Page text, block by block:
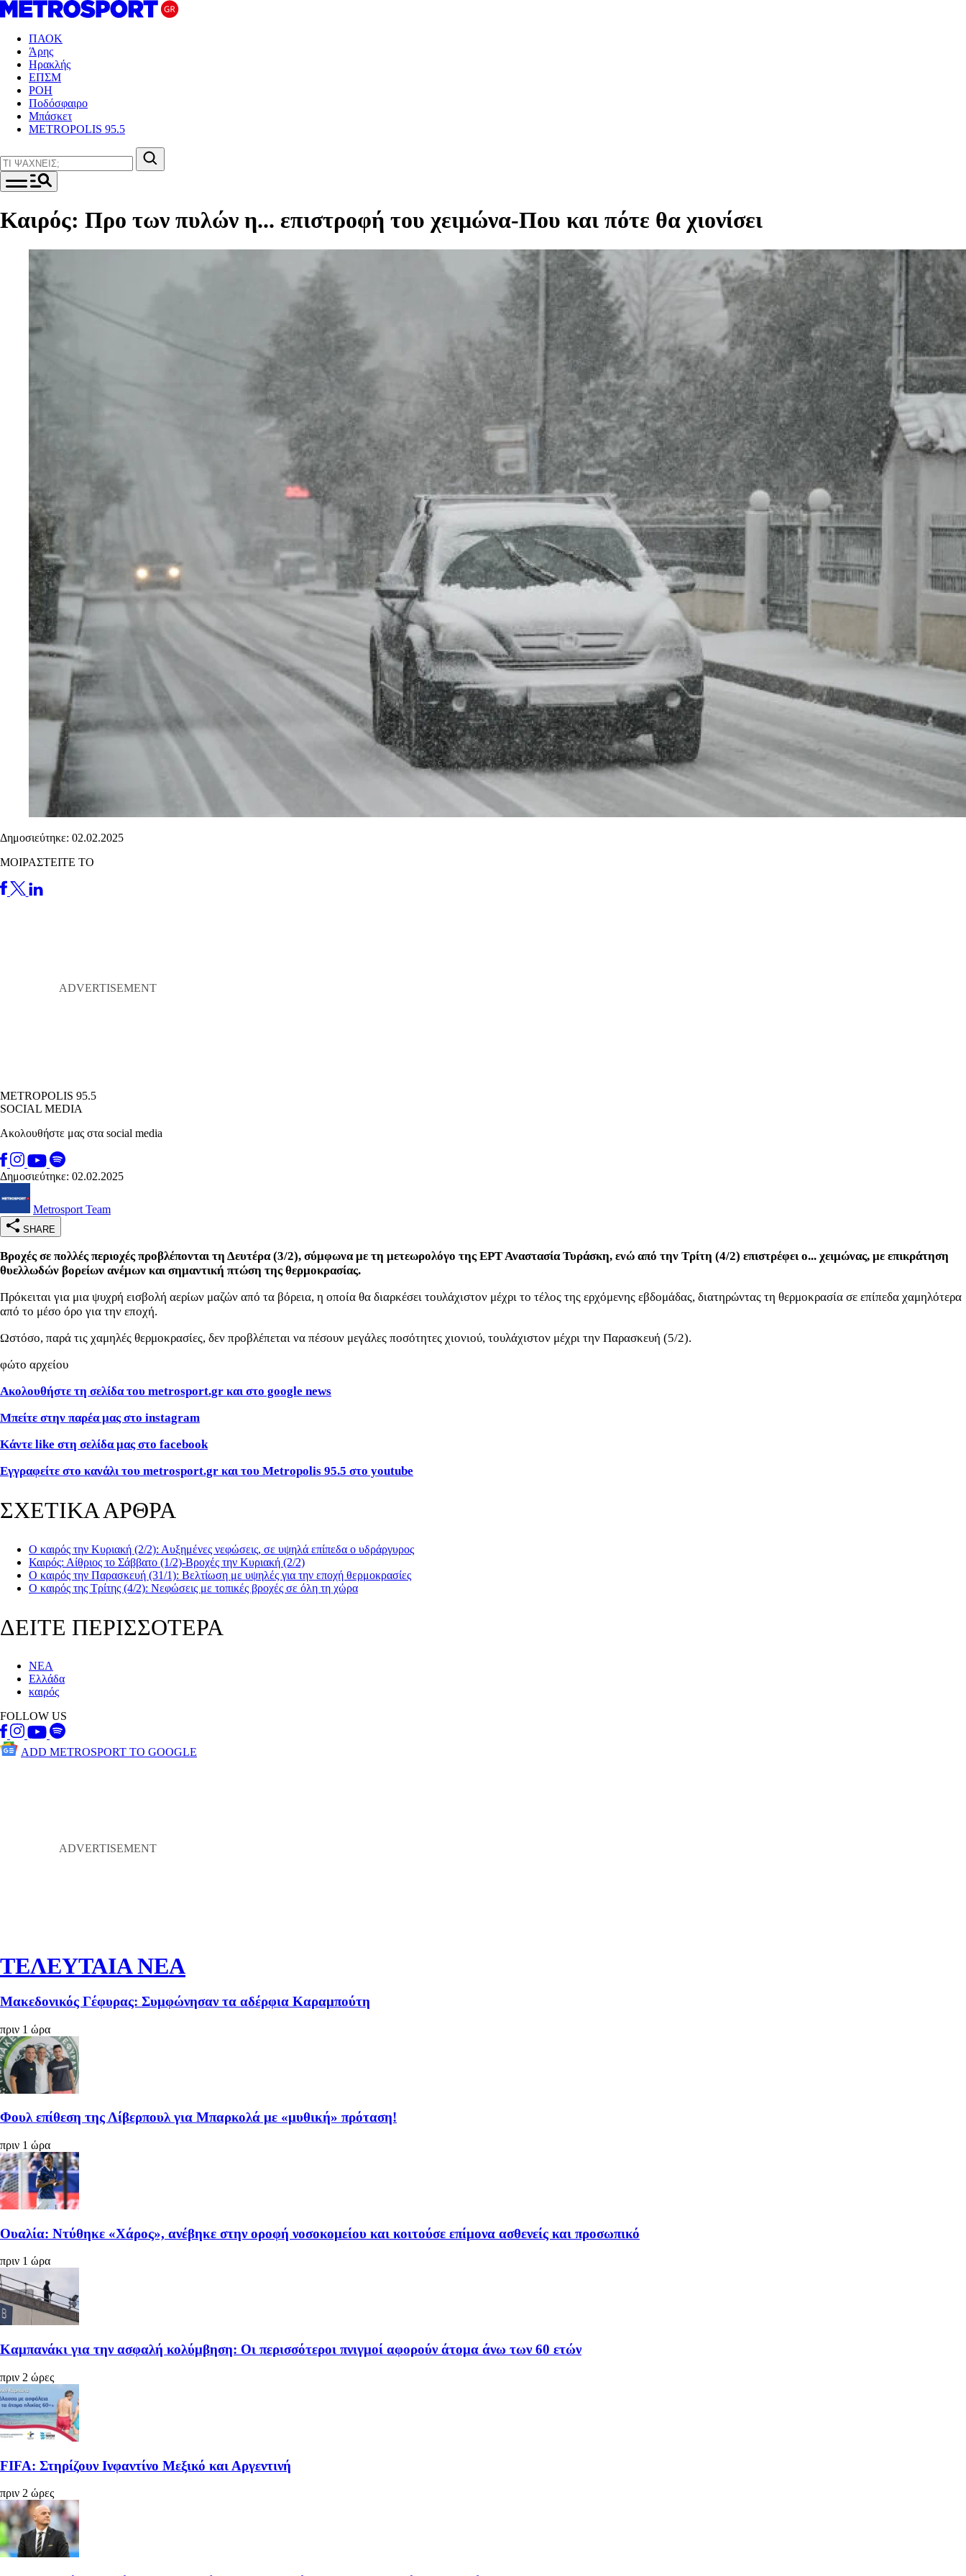
ΠΑΟΚ
Άρης
Ηρακλής
ΕΠΣΜ
ΡΟΗ
Ποδόσφαιρο
Μπάσκετ
METROPOLIS 95.5
Καιρός: Προ των πυλών η... επιστροφή του χειμώνα-Που και πότε θα χιονίσει
Δημοσιεύτηκε: 02.02.2025
ΜΟΙΡΑΣΤΕΙΤΕ ΤΟ
METROPOLIS 95.5
SOCIAL MEDIA
Ακολουθήστε μας στα social media
Δημοσιεύτηκε: 02.02.2025
Metrosport Team
SHARE
Βροχές σε πολλές περιοχές προβλέπονται τη Δευτέρα (3/2), σύμφωνα με τη μετεωρολόγο της ΕΡΤ Αναστασία Τυράσκη, ενώ από την Τρίτη (4/2) επιστρέφει ο... χειμώνας, με επικράτηση
θυελλωδών βορείων ανέμων και σημαντική πτώση της θερμοκρασίας.
Πρόκειται για μια ψυχρή εισβολή αερίων μαζών από τα βόρεια, η οποία θα διαρκέσει τουλάχιστον μέχρι το τέλος της ερχόμενης εβδομάδας, διατηρώντας τη θερμοκρασία σε επίπεδα χαμηλότερα
από το μέσο όρο για την εποχή.
Ωστόσο, παρά τις χαμηλές θερμοκρασίες, δεν προβλέπεται να πέσουν μεγάλες ποσότητες χιονιού, τουλάχιστον μέχρι την Παρασκευή (5/2).
φώτο αρχείου
Ακολουθήστε τη σελίδα του metrosport.gr και στο google news
Μπείτε στην παρέα μας στο instagram
Κάντε like στη σελίδα μας στο facebook
Εγγραφείτε στο κανάλι του metrosport.gr και του Metropolis 95.5 στο youtube
ΣΧΕΤΙΚΑ ΑΡΘΡΑ
Ο καιρός την Κυριακή (2/2): Αυξημένες νεφώσεις, σε υψηλά επίπεδα ο υδράργυρος
Καιρός: Αίθριος το Σάββατο (1/2)-Βροχές την Κυριακή (2/2)
Ο καιρός την Παρασκευή (31/1): Βελτίωση με υψηλές για την εποχή θερμοκρασίες
Ο καιρός της Τρίτης (4/2): Νεφώσεις με τοπικές βροχές σε όλη τη χώρα
ΔΕΙΤΕ ΠΕΡΙΣΣΟΤΕΡΑ
ΝΕΑ
Ελλάδα
καιρός
FOLLOW US
ADD METROSPORT TO GOOGLE
ΤΕΛΕΥΤΑΙΑ ΝΕΑ
Μακεδονικός Γέφυρας: Συμφώνησαν τα αδέρφια Καραμπούτη
πριν 1 ώρα
Φουλ επίθεση της Λίβερπουλ για Μπαρκολά με «μυθική» πρόταση!
πριν 1 ώρα
Ουαλία: Ντύθηκε «Χάρος», ανέβηκε στην οροφή νοσοκομείου και κοιτούσε επίμονα ασθενείς και προσωπικό
πριν 1 ώρα
Καμπανάκι για την ασφαλή κολύμβηση: Οι περισσότεροι πνιγμοί αφορούν άτομα άνω των 60 ετών
πριν 2 ώρες
FIFA: Στηρίζουν Ινφαντίνο Μεξικό και Αργεντινή
πριν 2 ώρες